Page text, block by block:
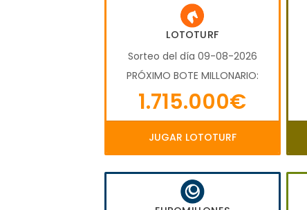
LOTOTURF
Sorteo del día 09-08-2026
PRÓXIMO BOTE MILLONARIO:
1.715.000€
JUGAR LOTOTURF